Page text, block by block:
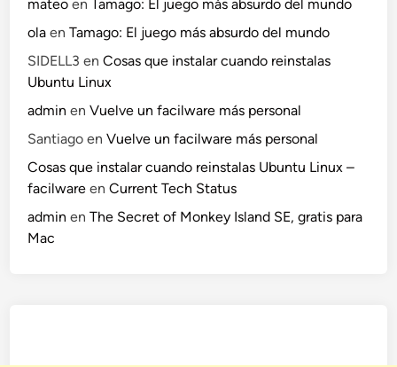
mateo enTamago: El juego más absurdo del mundo
ola enTamago: El juego más absurdo del mundo
SIDELL3 enCosas que instalar cuando reinstalas
Ubuntu Linux
admin enVuelve un facilware más personal
Santiago enVuelve un facilware más personal
Cosas que instalar cuando reinstalas Ubuntu Linux –
facilware enCurrent Tech Status
admin enThe Secret of Monkey Island SE, gratis para
Mac